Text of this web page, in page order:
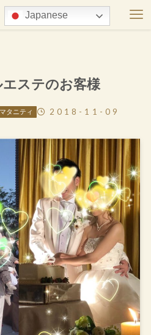
ステのお客様
マタニティ 2018-11-09
Japanese